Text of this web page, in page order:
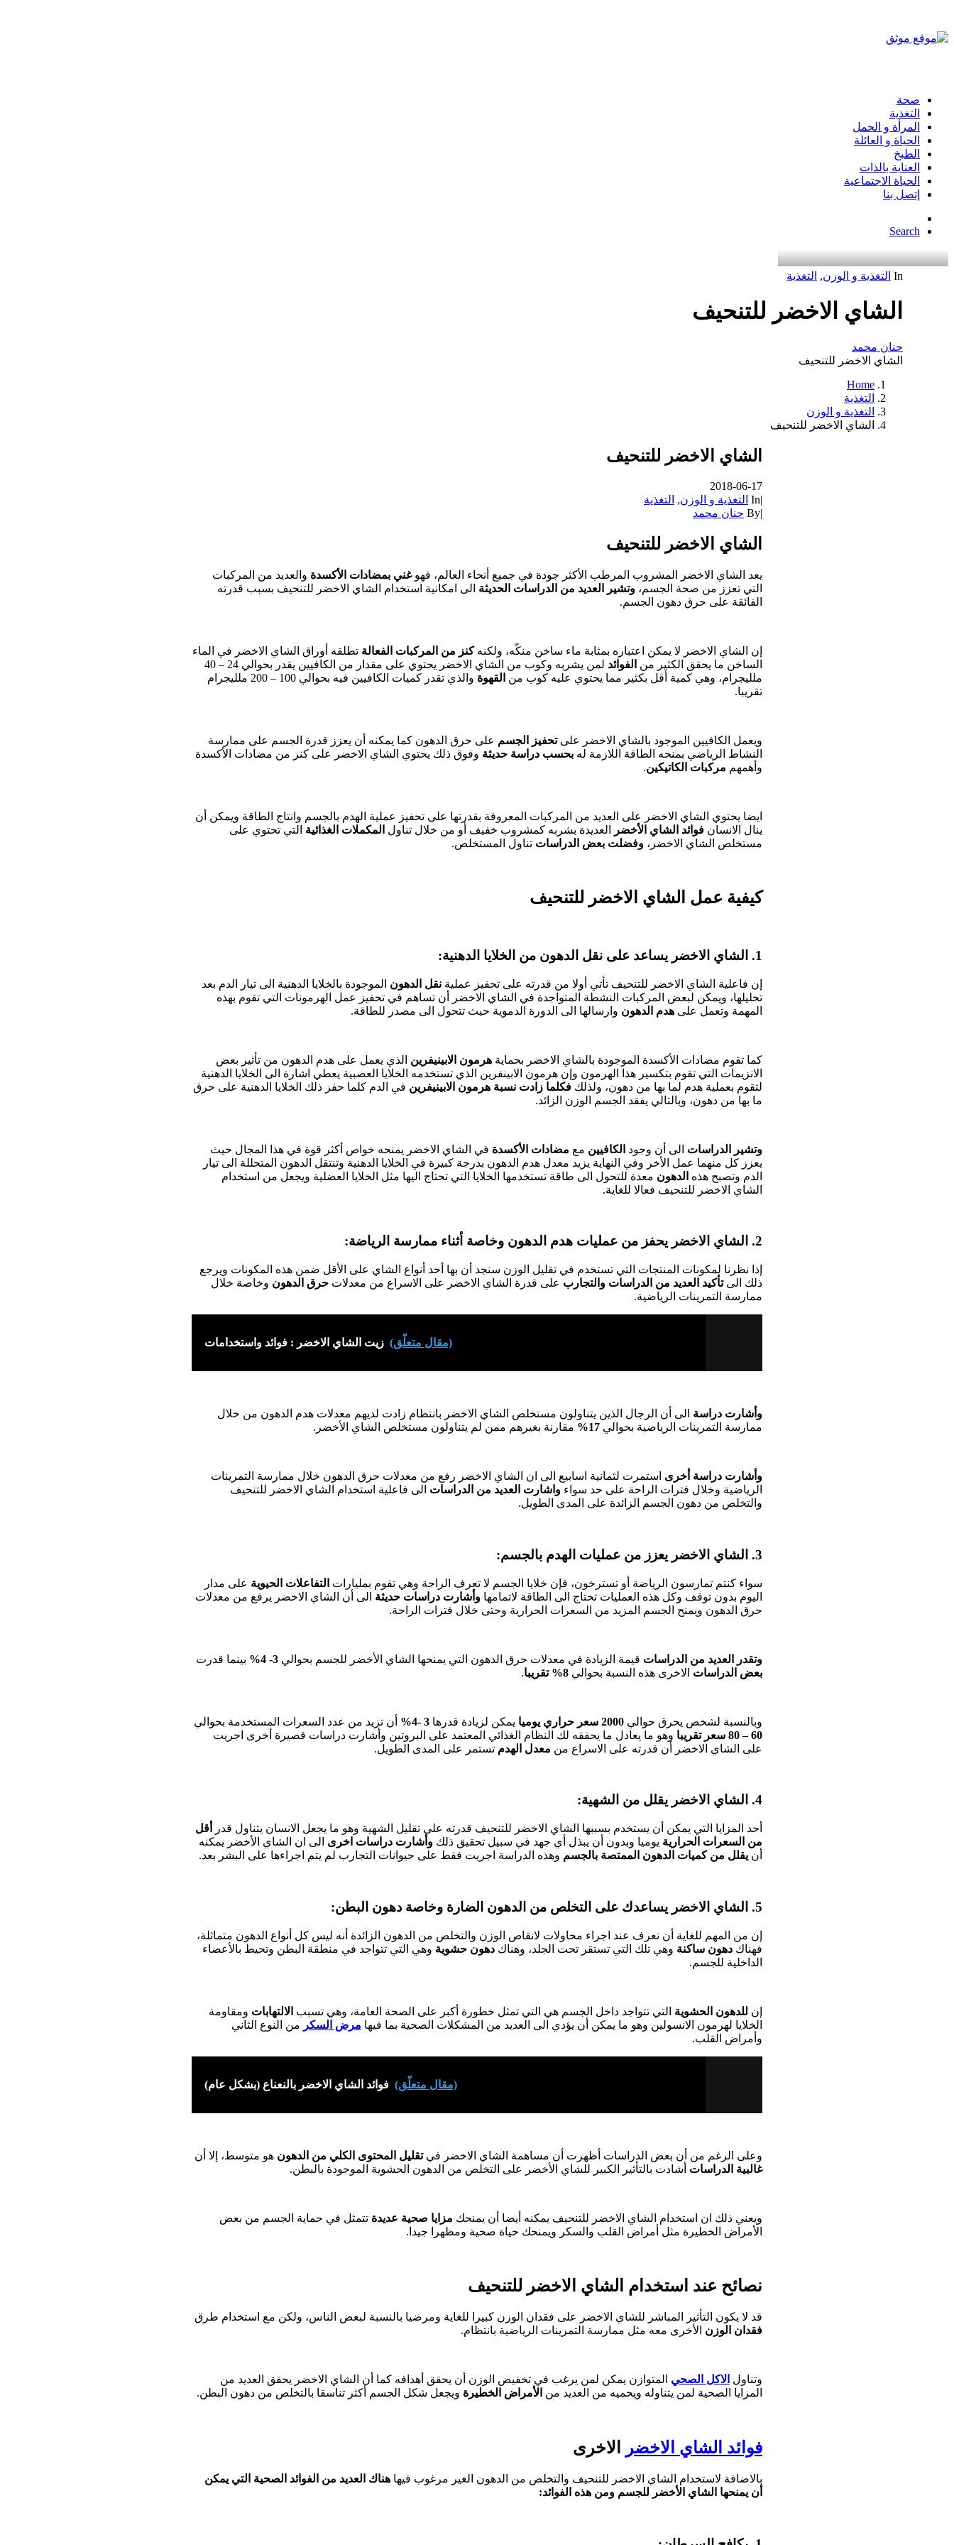
صحة
التغذية
المرأة و الحمل
الحياة و العائلة
الطبخ
العناية بالذات
الحياة الاجتماعية
إتصل بنا
Search
In التغذية و الوزن, التغذية
الشاي الاخضر للتنحيف
حنان محمد
الشاي الاخضر للتنحيف
Home
التغذية
التغذية و الوزن
الشاي الاخضر للتنحيف
الشاي الاخضر للتنحيف
2018-06-17
|
In التغذية و الوزن, التغذية
|
By حنان محمد
الشاي الاخضر للتنحيف
يعد الشاي الاخضر المشروب المرطب الأكثر جودة في جميع أنحاء العالم، فهوغني بمضادات الأكسدة والعديد من المركبات
التي تعزز من صحة الجسم، وتشير العديد من الدراسات الحديثة الى امكانية استخدام الشاي الاخضر للتنحيف بسبب قدرته
الفائقة على حرق دهون الجسم.
إن الشاي الاخضر لا يمكن اعتباره بمثابة ماء ساخن منكّه، ولكنهكنز من المركبات الفعالة تطلقه أوراق الشاي الاخضر في الماء
الساخن ما يحقق الكثير من الفوائد
لمن يشربه وكوب من الشاي الاخضر يحتوي على مقدار من الكافيين يقدر بحوالي 24 – 40
ملليجرام، وهي كمية أقل بكثير مما يحتوي عليه كوب من القهوة
والذي تقدر كميات الكافيين فيه بحوالي 100 – 200 ملليجرام
تقريبا.
ويعمل الكافيين الموجود بالشاي الاخضر على تحفيز الجسم على حرق الدهون كما يمكنه أن يعزز قدرة الجسم على ممارسة
النشاط الرياضي بمنحه الطاقة اللازمة له بحسب دراسة حديثة وفوق ذلك يحتوي الشاي الاخضر على كنز من مضادات الأكسدة
وأهمهم مركبات الكاتيكين.
ايضا يحتوي الشاي الاخضر على العديد من المركبات المعروفة بقدرتها على تحفيز عملية الهدم بالجسم وانتاج الطاقة ويمكن أن
ينال الانسان فوائد الشاي الأخضر العديدة بشربه كمشروب خفيف أو من خلال تناول المكملات الغذائية التي تحتوي على
مستخلص الشاي الاخضر، وفضلت بعض الدراسات تناول المستخلص.
كيفية عمل الشاي الاخضر للتنحيف
1. الشاي الاخضر يساعد على نقل الدهون من الخلايا الدهنية:
إن فاعلية الشاي الاخضر للتنحيف تأتي أولا من قدرته على تحفيز عملية نقل الدهون الموجودة بالخلايا الدهنية الى تيار الدم بعد
تحليلها، ويمكن لبعض المركبات النشطة المتواجدة في الشاي الاخضر أن تساهم في تحفيز عمل الهرمونات التي تقوم بهذه
المهمة وتعمل على هدم الدهون وارسالها الى الدورة الدموية حيث تتحول الى مصدر للطاقة.
كما تقوم مضادات الأكسدة الموجودة بالشاي الاخضر بحماية هرمون الابينيفرين الذي يعمل على هدم الدهون من تأثير بعض
الانزيمات التي تقوم بتكسير هذا الهرمون وإن هرمون الابينفرين الذي تستخدمه الخلايا العصبية يعطي اشارة الى الخلايا الدهنية
لتقوم بعملية هدم لما بها من دهون، ولذلك فكلما زادت نسبة هرمون الابينيفرين في الدم كلما حفز ذلك الخلايا الدهنية على حرق
ما بها من دهون، وبالتالي يفقد الجسم الوزن الزائد.
وتشير الدراسات الى أن وجود الكافيين مع مضادات الأكسدة في الشاي الاخضر يمنحه خواص أكثر قوة في هذا المجال حيث
يعزز كل منهما عمل الأخر وفي النهاية يزيد معدل هدم الدهون بدرجة كبيرة في الخلايا الدهنية وتنتقل الدهون المتحللة الى تيار
الدم وتصبح هذه الدهون معدة للتحول الى طاقة تستخدمها الخلايا التي تحتاج اليها مثل الخلايا العضلية ويجعل من استخدام
الشاي الاخضر للتنحيف فعالا للغاية.
2. الشاي الاخضر يحفز من عمليات هدم الدهون وخاصة أثناء ممارسة الرياضة:
إذا نظرنا لمكونات المنتجات التي تستخدم في تقليل الوزن سنجد أن بها أحد أنواع الشاي على الأقل ضمن هذه المكونات ويرجع
ذلك الىتأكيد العديد من الدراسات والتجارب على قدرة الشاي الاخضر على الاسراع من معدلات حرق الدهون وخاصة خلال
ممارسة التمرينات الرياضية.
(مقال متعلّق) زيت الشاي الاخضر : فوائد واستخدامات
وأشارت دراسة الى أن الرجال الذين يتناولون مستخلص الشاي الاخضر بانتظام زادت لديهم معدلات هدم الدهون من خلال
ممارسة التمرينات الرياضية بحوالي
مقارنة بغيرهم ممن لم يتناولون مستخلص الشاي الأخضر.
وأشارت دراسة أخرى استمرت لثمانية اسابيع الى ان الشاي الاخضر رفع من معدلات حرق الدهون خلال ممارسة التمرينات
الرياضية وخلال فترات الراحة على حد سواء واشارت العديد من الدراسات الى فاعلية استخدام الشاي الاخضر للتنحيف
والتخلص من دهون الجسم الزائدة على المدى الطويل.
3. الشاي الاخضر يعزز من عمليات الهدم بالجسم:
سواء كنتم تمارسون الرياضة أو تسترخون، فإن خلايا الجسم لا تعرف الراحة وهي تقوم بمليارات التفاعلات الحيوية على مدار
اليوم بدون توقف وكل هذه العمليات تحتاج الى الطاقة لاتمامها وأشارت دراسات حديثة الى أن الشاي الاخضر يرفع من معدلات
حرق الدهون ويمنح الجسم المزيد من السعرات الحرارية وحتى خلال فترات الراحة.
وتقدر العديد من الدراسات قيمة الزيادة في معدلات حرق الدهون التي يمنحها الشاي الأخضر للجسم بحوالي
بينما قدرت
بعض الدراسات الاخرى هذه النسبة بحوالي 8% تقريبا .
وبالنسبة لشخص يحرق حوالي 2000 سعر حراري يوميا يمكن لزيادة قدرها
أن تزيد من عدد السعرات المستخدمة بحوالي
60 – 80 سعر تقريبا
وهو ما يعادل ما يحققه لك النظام الغذائي المعتمد على البروتين وأشارت دراسات قصيرة أخرى اجريت
على الشاي الاخضر أن قدرته على الاسراع من معدل الهدم تستمر على المدى الطويل.
4. الشاي الاخضر يقلل من الشهية:
أحد المزايا التي يمكن أن يستخدم بسببها الشاي الاخضر للتنحيف قدرته على تقليل الشهية وهو ما يجعل الانسان يتناول قدر
أقل
من السعرات الحرارية يوميا وبدون أن يبذل أي جهد في سبيل تحقيق ذلك وأشارت دراسات اخرى الى ان الشاي الأخضر يمكنه
أن يقلل من كميات الدهون الممتصة بالجسم وهذه الدراسة اجريت فقط على حيوانات التجارب لم يتم اجراءها على البشر بعد.
5. الشاي الاخضر يساعدك على التخلص من الدهون الضارة وخاصة دهون البطن:
إن من المهم للغاية أن نعرف عند اجراء محاولات لانقاص الوزن والتخلص من الدهون الزائدة أنه ليس كل أنواع الدهون متماثلة،
فهناك دهون ساكنة وهي تلك التي تستقر تحت الجلد، وهناك دهون حشوية وهي التي تتواجد في منطقة البطن وتحيط بالأعضاء
الداخلية للجسم.
إن للدهون الحشوية التي تتواجد داخل الجسم هي التي تمثل خطورة أكبر على الصحة العامة، وهي تسبب الالتهابات ومقاومة
الخلايا لهرمون الانسولين وهو ما يمكن أن يؤدي الى العديد من المشكلات الصحية بما فيها مرض السكر من النوع الثاني
وأمراض القلب.
(مقال متعلّق) فوائد الشاي الاخضر بالنعناع (بشكل عام)
وعلى الرغم من أن بعض الدراسات أظهرت أن مساهمة الشاي الاخضر في تقليل المحتوى الكلي من الدهون هو متوسط، إلا أن
غالبية الدراسات أشادت بالتأثير الكبير للشاي الأخضر على التخلص من الدهون الحشوية الموجودة بالبطن.
ويعني ذلك ان استخدام الشاي الاخضر للتنحيف يمكنه أيضا أن يمنحك مزايا صحية عديدة تتمثل في حماية الجسم من بعض
الأمراض الخطيرة مثل أمراض القلب والسكر ويمنحك حياة صحية ومظهرا جيدا.
نصائح عند استخدام الشاي الاخضر للتنحيف
قد لا يكون التأثير المباشر للشاي الاخضر على فقدان الوزن كبيرا للغاية ومرضيا بالنسبة لبعض الناس، ولكن مع استخدام طرق
فقدان الوزن الأخرى معه مثل ممارسة التمرينات الرياضية بانتظام.
وتناول الاكل الصحي المتوازن يمكن لمن يرغب في تخفيض الوزن أن يحقق أهدافه كما أن الشاي الاخضر يحقق العديد من
المزايا الصحية لمن يتناوله ويحميه من العديد من الأمراض الخطيرة ويجعل شكل الجسم أكثر تناسقا بالتخلص من دهون البطن.
فوائد الشاي الاخضر الاخرى
بالاضافة لاستخدام الشاي الاخضر للتنحيف والتخلص من الدهون الغير مرغوب فيها هناك العديد من الفوائد الصحية التي يمكن
أن يمنحها الشاي الأخضر للجسم ومن هذه الفوائد: